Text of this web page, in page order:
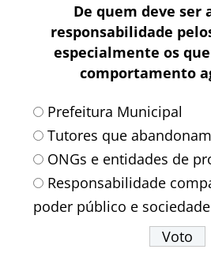
De quem deve ser
responsabilidade
especialmente os
comportamento
Prefeitura Municipal
Tutores que
ONGs e entidades de
Responsabilidade
poder público e sociedade